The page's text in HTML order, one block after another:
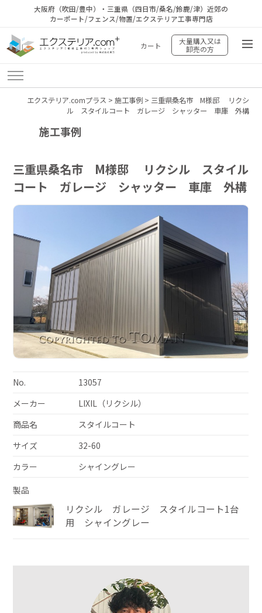
大阪府（吹田/豊中）・三重県（四日市/桑名/鈴鹿/津）近郊の
カーポート/フェンス/物置/エクステリア工事専門店
カート
大量購入又は
卸売の方
エクステリア.comプラス > 施工事例> 三重県桑名市 M様邸 リクシ
ル スタイルコート ガレージ シャッター 車庫 外構
施工事例
三重県桑名市 M様邸 リクシル スタイル
コート ガレージ シャッター 車庫 外構
No.
13057
メーカー
LIXIL（リクシル）
商品名
スタイルコート
サイズ
32-60
カラー
シャイングレー
製品
リクシル ガレージ スタイルコート1台
用 シャイングレー